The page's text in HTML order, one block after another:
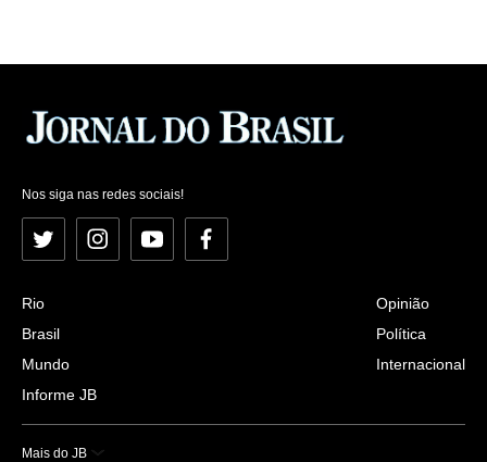
Nos siga nas redes sociais!
Twitter InstagramYouTubeFacebook
Rio
Brasil
Mundo
Informe JB
Opinião
Política
Internacional
Mais do JB